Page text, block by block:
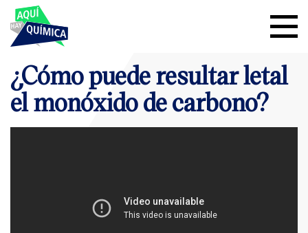
¿Cómo puede resultar letal
el monóxido de carbono?